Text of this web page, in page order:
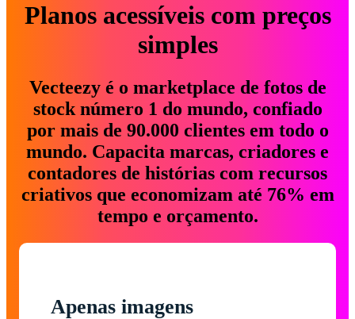
Planos acessíveis com preços
simples
Vecteezy é o marketplace de fotos de
stock número 1 do mundo, confiado
por mais de 90.000 clientes em todo o
mundo. Capacita marcas, criadores e
contadores de histórias com recursos
criativos que economizam até 76% em
tempo e orçamento.
Apenas imagens